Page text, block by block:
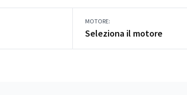
MOTORE:
Seleziona il motore